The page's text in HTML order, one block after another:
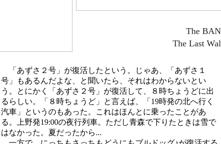
The
The Last
「あずさ２号」が復活したという。じゃあ、「あずさ１
号」もあるんだよな、と聞いたら、それはわからないとい
う。とにかく「あずさ２号」が復活して、８時ちょうどに出
るらしい。「８時ちょうど」と言えば、「19時発の北へ行く
汽車」というのもあった。これはほんとに乗ったことがあ
る。上野発19:00の夜行列車。ただし青森で下りたときは雪で
はなかった。夏だったから...